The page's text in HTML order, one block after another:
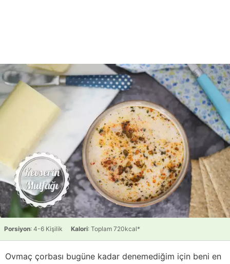
Porsiyon: 4-6 Kişilik Kalori: Toplam 720kcal*
Ovmaç çorbası bugüne kadar denemediğim için beni en